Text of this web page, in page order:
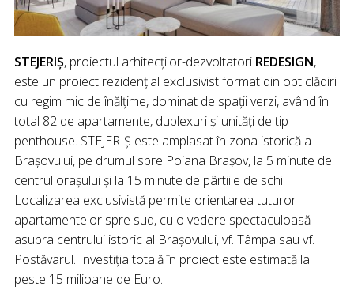
STEJERIŞ, proiectul arhitecților-dezvoltatori REDESIGN,
este un proiect rezidențial exclusivist format din opt clădiri
cu regim mic de înălțime, dominat de spații verzi, având în
total 82 de apartamente, duplexuri și unități de tip
penthouse. STEJERIŞ este amplasat în zona istorică a
Brașovului, pe drumul spre Poiana Brașov, la 5 minute de
centrul orașului și la 15 minute de pârtiile de schi.
Localizarea exclusivistă permite orientarea tuturor
apartamentelor spre sud, cu o vedere spectaculoasă
asupra centrului istoric al Brașovului, vf. Tâmpa sau vf.
Postăvarul. Investiția totală în proiect este estimată la
peste 15 milioane de Euro.